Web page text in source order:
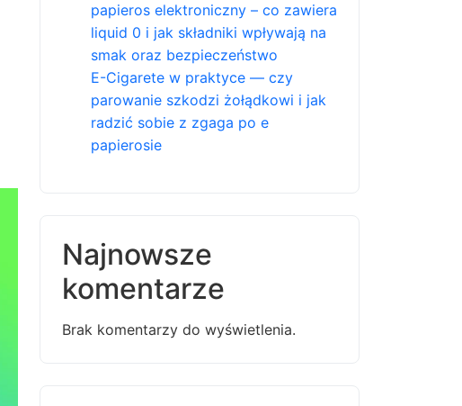
papieros elektroniczny – co zawiera
liquid 0 i jak składniki wpływają na
smak oraz bezpieczeństwo
E-Cigarete w praktyce — czy
parowanie szkodzi żołądkowi i jak
radzić sobie z zgaga po e
papierosie
Najnowsze
komentarze
Brak komentarzy do wyświetlenia.